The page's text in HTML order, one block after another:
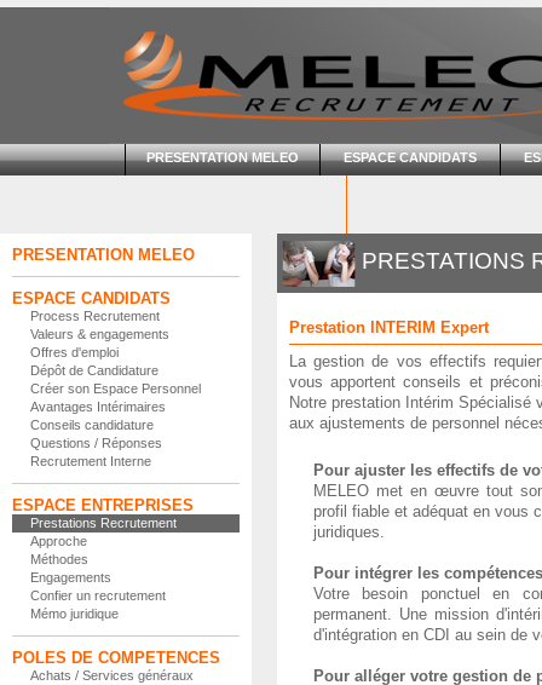
PRESENTATION MELEO ESPACE CANDIDATS
PRESENTATION MELEO
ESPACE CANDIDATS
Process Recrutement
Valeurs & engagements
Offres d'emploi
Dépôt de Candidature
Créer son Espace Personnel
Avantages Intérimaires
Conseils candidature
Questions / Réponses
Recrutement Interne
ESPACE ENTREPRISES
Prestations Recrutement
Approche
Méthodes
Engagements
Confier un recrutement
Mémo juridique
POLES DE COMPETENCES
Achats / Services généraux
PRESTATIONS
Prestation INTERIM Expert
La gestion de vos effectifs
vous apportent conseils et
Notre prestation Intérim Spécialisé
aux ajustements de personnel
Pour ajuster les effectifs de
MELEO met en œuvre tout
profil fiable et adéquat en vous
juridiques.
Pour intégrer les
Votre besoin ponctuel en
permanent. Une mission
d'intégration en CDI au sein de
Pour alléger votre gestion de